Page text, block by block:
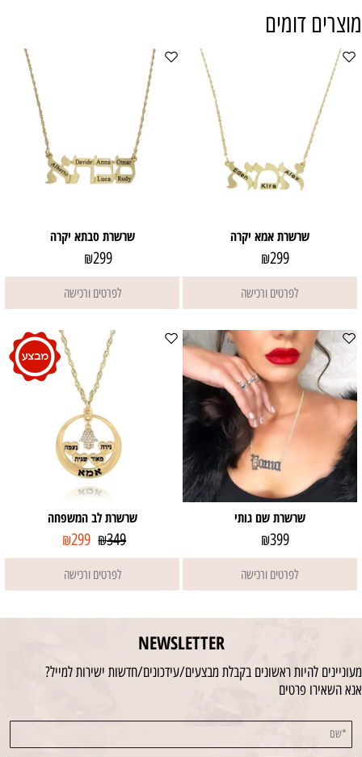
מוצרים דומים
שרשרת אמא יקרה
₪299
לפרטים ורכישה
שרשרת סבתא יקרה
₪299
לפרטים ורכישה
שרשרת שם גותי
₪399
לפרטים ורכישה
שרשרת לב המשפחה
₪349
₪299
לפרטים ורכישה
NEWSLETTER
מעוניינים להיות ראשונים בקבלת מבצעים/עידכונים/חדשות ישירות למייל?
אנא השאירו פרטים